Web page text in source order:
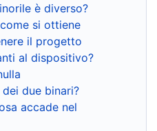
è diverso?
si ottiene
il progetto
al dispositivo?
due binari?
accade nel